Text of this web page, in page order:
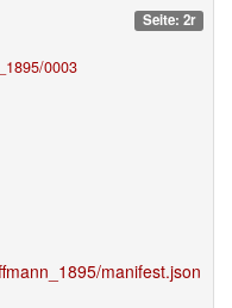
Seite: 2r
0003
manifest.json